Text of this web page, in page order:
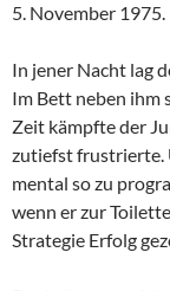
5. November 1975.
In jener Nacht lag
Im Bett neben ihm
Zeit kämpfte der
zutiefst frustrierte.
mental so zu
wenn er zur
Strategie Erfolg